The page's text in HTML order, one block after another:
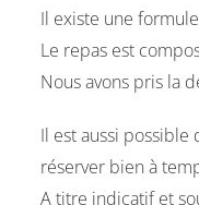
Il existe une
Le repas est
Nous avons pris la
Il est aussi
réserver bien à
A titre indicatif et